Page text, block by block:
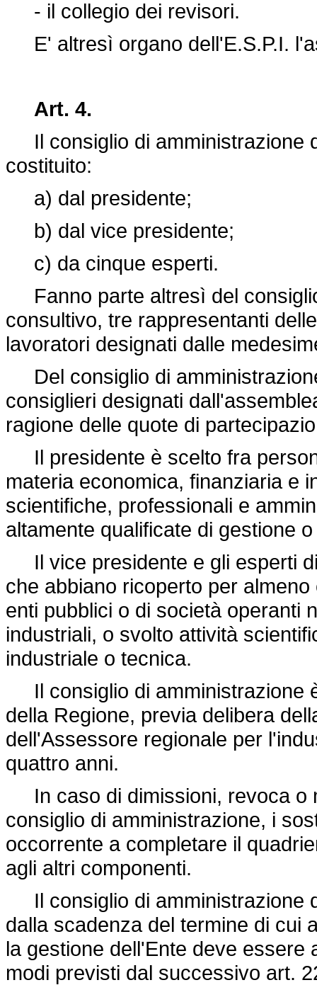
- il collegio dei revisori.
E' altresì organo dell'E.S.P.I.
Art. 4.
Il consiglio di amministrazione
costituito:
a) dal presidente;
b) dal vice presidente;
c) da cinque esperti.
Fanno parte altresì del
consultivo, tre rappresentanti
lavoratori designati dalle
Del consiglio di
consiglieri designati
ragione delle quote di
Il presidente è scelto fra
materia economica, finanziaria e
scientifiche, professionali e
altamente qualificate di gestione
Il vice presidente e gli esperti
che abbiano ricoperto per
enti pubblici o di società operanti
industriali, o svolto attività
industriale o tecnica.
Il consiglio di amministrazione
della Regione, previa delibera
dell'Assessore regionale per
quattro anni.
In caso di dimissioni, revoca o
consiglio di amministrazione, i
occorrente a completare il
agli altri componenti.
Il consiglio di amministrazione
dalla scadenza del termine di cui
la gestione dell'Ente deve essere
modi previsti dal successivo art.